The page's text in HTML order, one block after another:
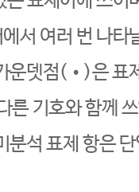
서 여러 번 나타
운뎃점(•)은 표
른 기호와 함께
분석 표제 항은